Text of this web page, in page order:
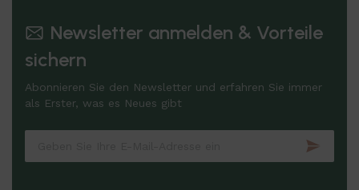
Newsletter anmelden & Vorteile
sichern
Abonnieren Sie den Newsletter und erfahren Sie immer
als Erster, was es Neues gibt